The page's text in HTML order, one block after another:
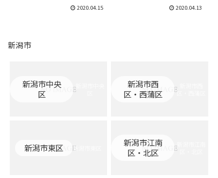
2020.04.15 2020.04.13
新潟市
新潟市中央
区
新潟市中央
新潟市西
区・西蒲区
区・西蒲区
新潟市東区 新潟市東区
新潟市江南
区・北区
新潟市江南